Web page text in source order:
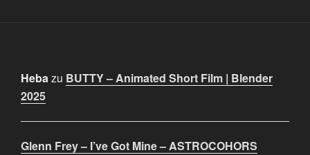
Hebazu BUTTY – Animated Short Film | Blender
2025
Glenn Frey – I’ve Got Mine – ASTROCOHORS